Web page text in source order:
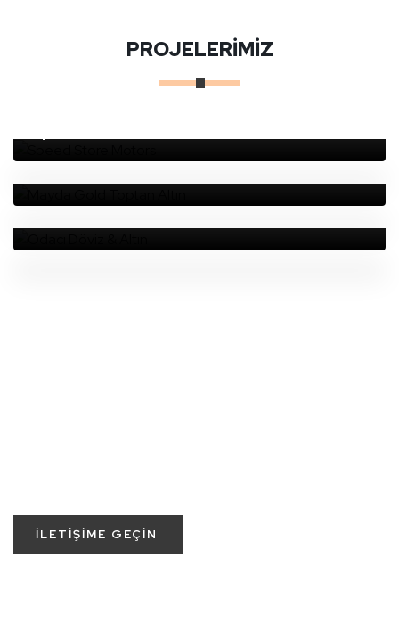
PROJELERİMİZ
İLETİŞİME GEÇİN